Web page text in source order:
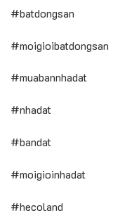
#batdongsan
#moigioibatdongsan
#muabannhadat
#nhadat
#bandat
#moigioinhadat
#hecoland